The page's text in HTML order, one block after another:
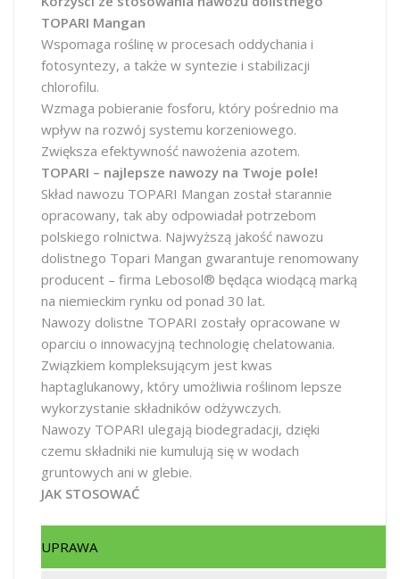
TOPARI Mangan
Wspomaga roślinę w procesach oddychania i
fotosyntezy, a także w syntezie i stabilizacji
chlorofilu.
Wzmaga pobieranie fosforu, który pośrednio ma
wpływ na rozwój systemu korzeniowego.
Zwiększa efektywność nawożenia azotem.
TOPARI – najlepsze nawozy na Twoje pole!
Skład nawozu TOPARI Mangan został starannie
opracowany, tak aby odpowiadał potrzebom
polskiego rolnictwa. Najwyższą jakość nawozu
dolistnego Topari Mangan gwarantuje renomowany
producent – firma Lebosol® będąca wiodącą marką
na niemieckim rynku od ponad 30 lat.
Nawozy dolistne TOPARI zostały opracowane w
oparciu o innowacyjną technologię chelatowania.
Związkiem kompleksującym jest kwas
haptaglukanowy, który umożliwia roślinom lepsze
wykorzystanie składników odżywczych.
Nawozy TOPARI ulegają biodegradacji, dzięki
czemu składniki nie kumulują się w wodach
gruntowych ani w glebie.
JAK STOSOWAĆ
UPRAWA